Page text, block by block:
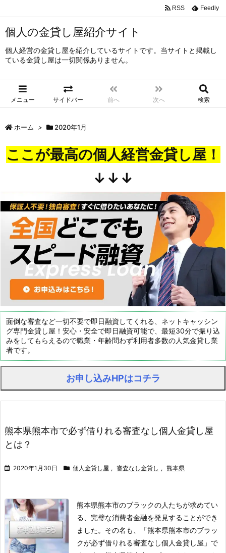
個人の金貸し屋紹介サイト
個人経営の金貸し屋を紹介しているサイトです。当サイトと掲載し
ている金貸し屋は一切関係ありません。
メニュー サイドバー 前へ 次へ 検索
RSS Feedly
ホーム > 2020年1月
ここが最高の個人経営金貸し屋！
↓↓↓
面倒な審査など一切不要で即日融資してくれる、ネットキャッシン
グ専門金貸し屋！安心・安全で即日融資可能で、最短30分で振り込
みをしてもらえるので職業・年齢問わず利用者多数の人気金貸し業
者です。
お申し込みHPはコチラ
熊本県熊本市で必ず借りれる審査なし個人金貸し屋
とは？
2020年1月30日 個人金貸し屋 , 審査なし金貸し , 熊本県
熊本県熊本市のブラックの人たちが求めてい
る、完璧な消費者金融を発見することができ
ました。 その名も、「熊本県熊本市のブラッ
クが必ず借りれる審査なし個人金貸し屋」で